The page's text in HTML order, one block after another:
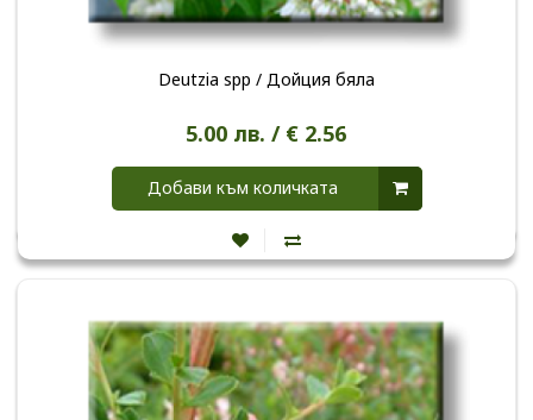
Deutzia spp / Дойция бяла
5.00 лв. / € 2.56
Добави към количката